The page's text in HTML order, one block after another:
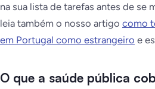
na sua lista de tarefas antes de se
leia também o nosso artigo como
em Portugal como estrangeiro e
O que a saúde pública